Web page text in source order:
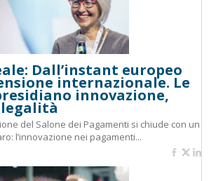
Dall’instant europeo
internazionale. Le
innovazione,
del Salone dei Pagamenti si chiude con un
l’innovazione nei pagamenti...